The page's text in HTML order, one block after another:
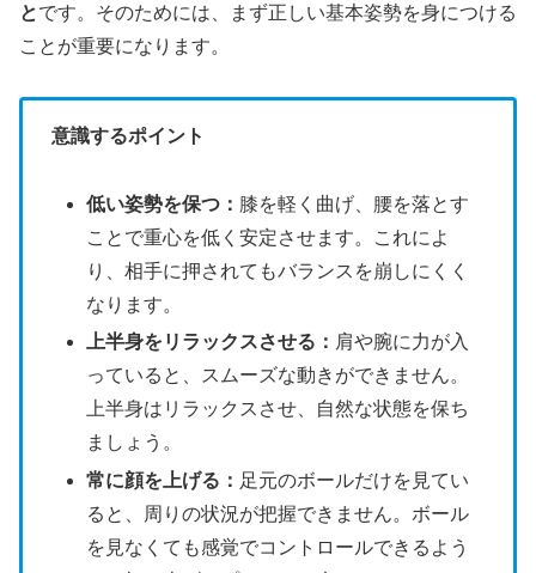
とです。そのためには、まず正しい基本姿勢を身につける
ことが重要になります。
意識するポイント
低い姿勢を保つ： 膝を軽く曲げ、腰を落とす
ことで重心を低く安定させます。これによ
り、相手に押されてもバランスを崩しにくく
なります。
上半身をリラックスさせる： 肩や腕に力が入
っていると、スムーズな動きができません。
上半身はリラックスさせ、自然な状態を保ち
ましょう。
常に顔を上げる： 足元のボールだけを見てい
ると、周りの状況が把握できません。ボール
を見なくても感覚でコントロールできるよう